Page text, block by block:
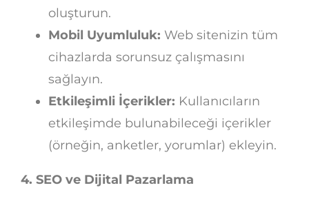
oluşturun.
Mobil Uyumluluk: Web sitenizin tüm
cihazlarda sorunsuz çalışmasını
sağlayın.
Etkileşimli İçerikler: Kullanıcıların
etkileşimde bulunabileceği içerikler
(örneğin, anketler, yorumlar) ekleyin.
4. SEO ve Dijital Pazarlama